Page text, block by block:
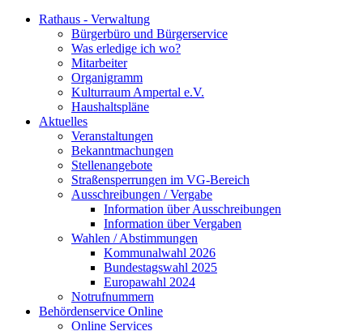
Rathaus - Verwaltung
Bürgerbüro und Bürgerservice
Was erledige ich wo?
Mitarbeiter
Organigramm
Kulturraum Ampertal e.V.
Haushaltspläne
Aktuelles
Veranstaltungen
Bekanntmachungen
Stellenangebote
Straßensperrungen im VG-Bereich
Ausschreibungen / Vergabe
Information über Ausschreibungen
Information über Vergaben
Wahlen / Abstimmungen
Kommunalwahl 2026
Bundestagswahl 2025
Europawahl 2024
Notrufnummern
Behördenservice Online
Online Services